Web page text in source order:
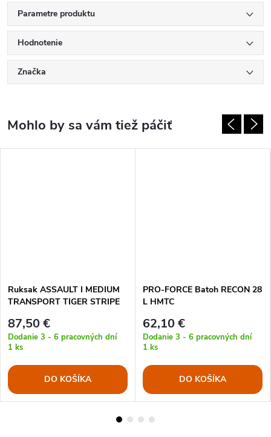
Parametre produktu
Hodnotenie
Značka
Ruksak ASSAULT I MEDIUM
TRANSPORT TIGER STRIPE
87,50 €
Dodanie 3 - 6 pracovných dní
1 ks
DO KOŠÍKA
PRO-FORCE Batoh RECON 28
L HMTC
62,10 €
Dodanie 3 - 6 pracovných dní
1 ks
DO KOŠÍKA